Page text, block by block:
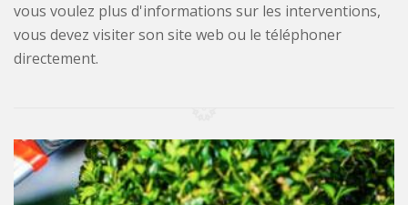
vous voulez plus d'informations sur les interventions,
vous devez visiter son site web ou le téléphoner
directement.